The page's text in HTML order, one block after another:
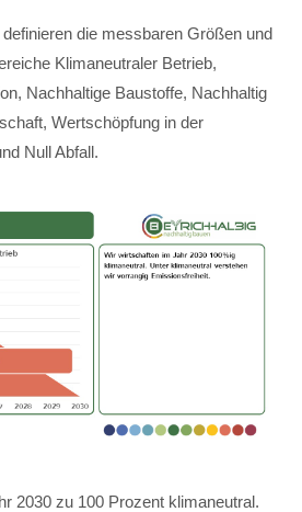
die messbaren Größen und
Klimaneutraler Betrieb,
Nachhaltige Baustoffe, Nachhaltig
Wertschöpfung in der
Null Abfall.
2030 zu 100 Prozent klimaneutral.